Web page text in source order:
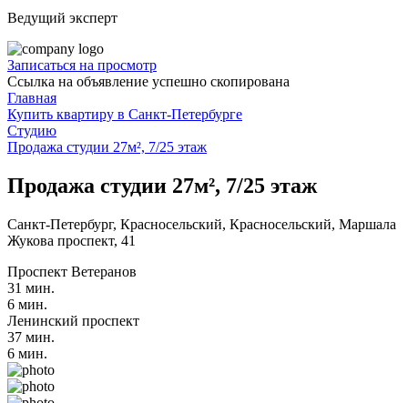
Ведущий эксперт
Записаться на просмотр
Ссылка на объявление успешно скопирована
Главная
Купить квартиру в Санкт-Петербурге
Студию
Продажа студии 27м², 7/25 этаж
Продажа студии 27м², 7/25 этаж
Санкт-Петербург, Красносельский, Красносельский, Маршала
Жукова проспект, 41
Проспект Ветеранов
31 мин.
6 мин.
Ленинский проспект
37 мин.
6 мин.